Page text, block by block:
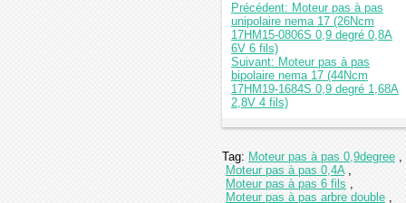
Précédent: Moteur pas à pas
unipolaire nema 17 (26Ncm
17HM15-0806S 0,9 degré 0,8A
6V 6 fils)
Suivant: Moteur pas à pas
bipolaire nema 17 (44Ncm
17HM19-1684S 0,9 degré 1,68A
2,8V 4 fils)
Tag: Moteur pas à pas 0,9degree ,
Moteur pas à pas 0,4A ,
Moteur pas à pas 6 fils ,
Moteur pas à pas arbre double ,